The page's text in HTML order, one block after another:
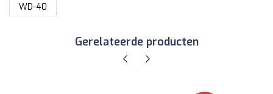
WD-40
Gerelateerde producten